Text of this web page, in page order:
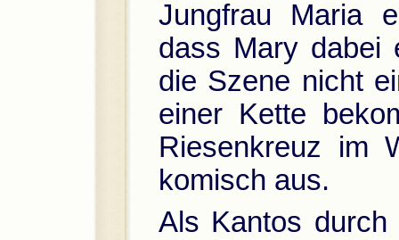
Jungfrau Maria
dass Mary dabei
die Szene nicht
einer Kette
Riesenkreuz im
komisch aus.
Als Kantos durch